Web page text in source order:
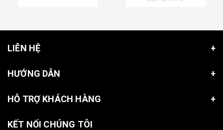
LIÊN HỆ
HƯỚNG DẪN
HỖ TRỢ KHÁCH HÀNG
KẾT NỐI CHÚNG TÔI